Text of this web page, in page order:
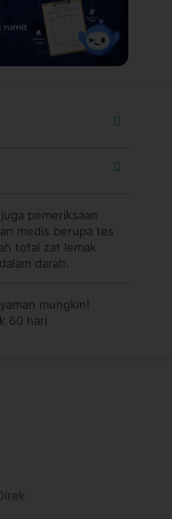
pemeriksaan
medis berupa tes
total zat lemak
darah.
mungkin!
60 hari